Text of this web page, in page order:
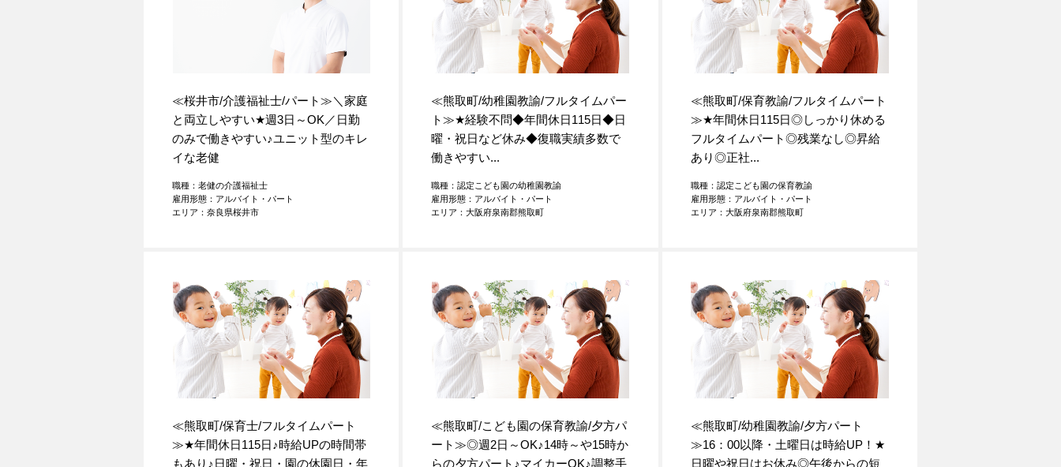
≪桜井市/介護福祉士/パート≫＼家庭
と両立しやすい★週3日～OK／日勤
のみで働きやすい♪ユニット型のキレ
イな老健
職種：老健の介護福祉士
雇用形態：アルバイト・パート
エリア：奈良県桜井市
≪熊取町/幼稚園教諭/フルタイムパー
ト≫★経験不問◆年間休日115日◆日
曜・祝日など休み◆復職実績多数で
働きやすい...
職種：認定こども園の幼稚園教諭
雇用形態：アルバイト・パート
エリア：大阪府泉南郡熊取町
≪熊取町/保育教諭/フルタイムパート
≫★年間休日115日◎しっかり休める
フルタイムパート◎残業なし◎昇給
あり◎正社...
職種：認定こども園の保育教諭
雇用形態：アルバイト・パート
エリア：大阪府泉南郡熊取町
≪熊取町/保育士/フルタイムパート
≫★年間休日115日♪時給UPの時間帯
もあり ♪ 日曜・祝日・園の休園日・年
≪熊取町/こども園の保育教諭/夕方パ
ート≫◎週2日～OK♪14時～や15時か
らの夕方パート ♪マイカーOK♪調整手
≪熊取町/幼稚園教諭/夕方パート
≫16：00以降・土曜日は時給UP！ ★
日曜や祝日はお休み◎午後からの短